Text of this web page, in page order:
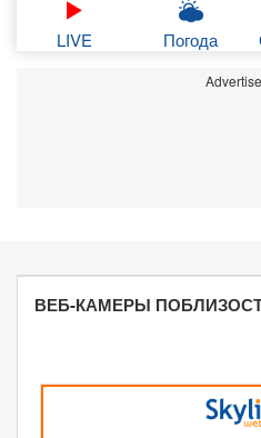
LIVE Погода
ВЕБ-КАМЕРЫ